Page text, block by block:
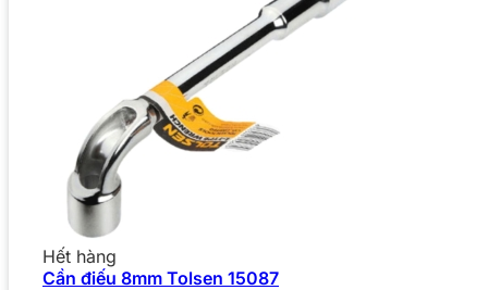
Hết hàng
Cần điếu 8mm Tolsen 15087